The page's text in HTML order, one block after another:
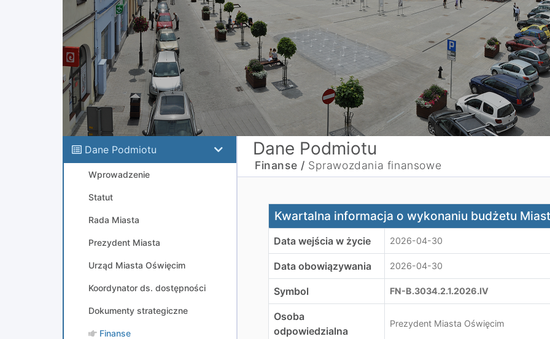
Dane Podmiotu
Wprowadzenie
Statut
Rada Miasta
Prezydent Miasta
Urząd Miasta Oświęcim
Koordynator ds. dostępności
Dokumenty strategiczne
Finanse
Dane Podmiotu
Finanse / Sprawozdania finansowe
Kwartalna informacja o wykonaniu budżetu Miasta
Kwartalna informacja o wykonaniu budżetu
Data wejścia w życie 2026-04-30
Data obowiązywania 2026-04-30
Symbol FN-B.3034.2.1.2026.IV
Osoba
odpowiedzialna
Prezydent Miasta Oświęcim